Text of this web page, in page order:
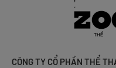
CÔNG TY CỔ PHẦN THỂ